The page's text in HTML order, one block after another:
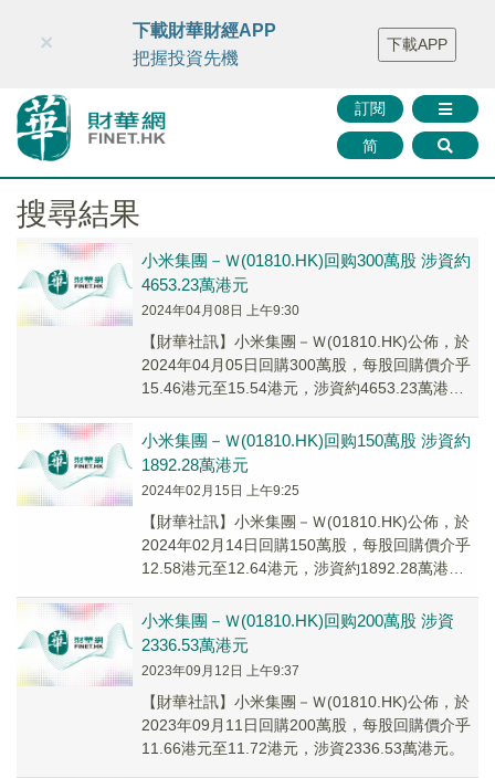
財華智庫網 FINTV FINMETA 財華證券 媒體矩陣
智庫沙龍
聯絡我們
訂閱
简
×
下載財華財經APP
把握投資先機
下載APP
搜尋結果
小米集團－Ｗ(01810.HK)回购300萬股 涉資約
4653.23萬港元
2024年04月08日 上午9:30
【財華社訊】小米集團－Ｗ(01810.HK)公佈，於
2024年04月05日回購300萬股，每股回購價介乎
15.46港元至15.54港元，涉資約4653.23萬港
小米集團－Ｗ(01810.HK)回购150萬股 涉資約
1892.28萬港元
2024年02月15日 上午9:25
【財華社訊】小米集團－Ｗ(01810.HK)公佈，於
2024年02月14日回購150萬股，每股回購價介乎
12.58港元至12.64港元，涉資約1892.28萬港
小米集團－Ｗ(01810.HK)回购200萬股 涉資
2336.53萬港元
2023年09月12日 上午9:37
【財華社訊】小米集團－Ｗ(01810.HK)公佈，於
2023年09月11日回購200萬股，每股回購價介乎
11.66港元至11.72港元，涉資2336.53萬港元。